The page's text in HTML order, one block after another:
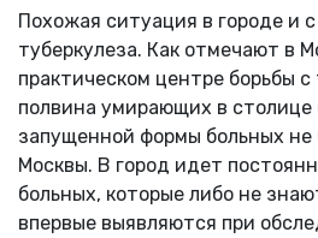
Похожая ситуация в городе и
туберкулеза. Как отмечают в
практическом центре борьбы
полвина умирающих в столице
запущенной формы больных
Москвы. В город идет
больных, которые либо не
впервые выявляются при